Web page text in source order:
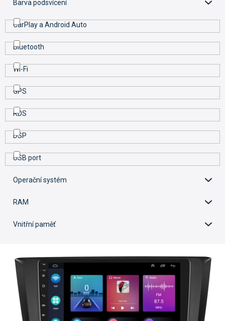
Barva podsvícení
CarPlay a Android Auto
Bluetooth
Wi-Fi
GPS
RDS
DSP
USB port
Operační systém
RAM
Vnitřní paměť